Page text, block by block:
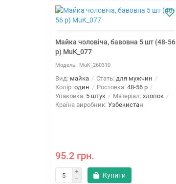
Майка чоловіча, бавовна 5 шт (48-56
р) MuK_077
MuK_260310
Вид: майка Стать: для мужчин
Колір: один Ростовка: 48-56 р
Упаковка: 5 штук Матеріал: хлопок
Країна виробник: Узбекистан
95.2 грн.
Купити